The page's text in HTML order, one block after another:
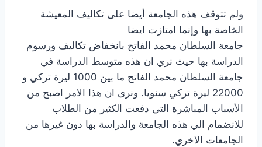
ولم تتوقف هذه الجامعة أيضا على تكاليف المعيشة
الخاصة بها وإنما امتازت ايضا
جامعة السلطان محمد الفاتح بانخفاض تكاليف ورسوم
الدراسة بها حيث نري ان هذه متوسط الدراسة في
جامعة السلطان محمد الفاتح ما بين 1000 ليرة تركي و
22000 ليرة تركي سنويا. ونرى ان هذا الامر اصبح من
الأسباب المباشرة التي دفعت الكثير من الطلاب
للانضمام الي هذه الجامعة والدراسة بها دون غيرها من
الجامعات الاخري.